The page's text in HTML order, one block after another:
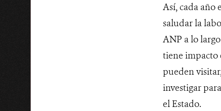
Así, cada año
saludar la
ANP a lo
tiene impacto
pueden
investigar
el Estado.